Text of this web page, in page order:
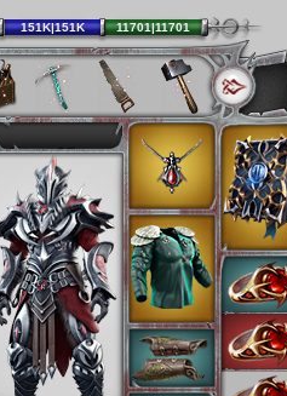
151K|151K 11701|11701